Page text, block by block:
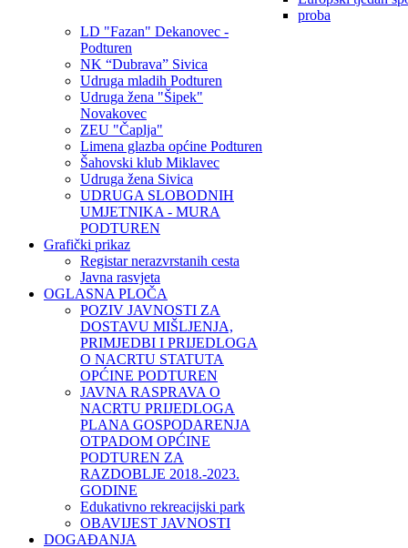
proba
LD "Fazan" Dekanovec -
Podturen
NK “Dubrava” Sivica
Udruga mladih Podturen
Udruga žena "Šipek"
Novakovec
ZEU "Čaplja"
Limena glazba općine Podturen
Šahovski klub Miklavec
Udruga žena Sivica
UDRUGA SLOBODNIH
UMJETNIKA - MURA
PODTUREN
Grafički prikaz
Registar nerazvrstanih cesta
Javna rasvjeta
OGLASNA PLOČA
POZIV JAVNOSTI ZA
DOSTAVU MIŠLJENJA,
PRIMJEDBI I PRIJEDLOGA
O NACRTU STATUTA
OPĆINE PODTUREN
JAVNA RASPRAVA O
NACRTU PRIJEDLOGA
PLANA GOSPODARENJA
OTPADOM OPĆINE
PODTUREN ZA
RAZDOBLJE 2018.-2023.
GODINE
Edukativno rekreacijski park
OBAVIJEST JAVNOSTI
DOGAĐANJA